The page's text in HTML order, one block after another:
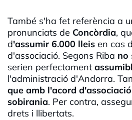
També s'ha fet referència a
pronunciats de Concòrdia,
d'assumir 6.000 lleis en cas
d'associació. Segons Riba no
serien perfectament
l'administració d'Andorra.
que amb l'acord
sobirania. Per contra,
drets i llibertats.